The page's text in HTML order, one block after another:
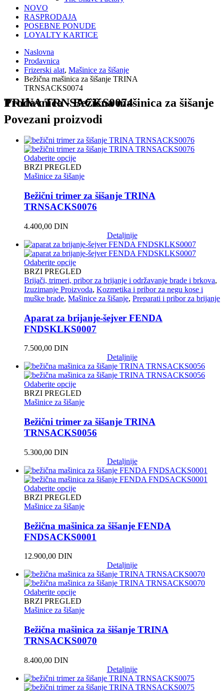
NOVO
RASPRODAJA
POSEBNE PONUDE
LOYALTY KARTICE
Naslovna
Prodavnica
Frizerski alat, Mašinice za šišanje
Bežična mašinica za šišanje TRINA
TRNSACKS0074
Prodavnica - Bežična mašinica za šišanje TRINA TRNSACKS0074
Povezani proizvodi
Odaberite opcije
BRZI PREGLED
Mašinice za šišanje
Bežični trimer za šišanje TRINA
TRNSACKS0076
4.400,00 DIN
Detaljnije
Odaberite opcije
BRZI PREGLED
Brijači, trimeri, pribor za brijanje i održavanje brade i brkova,
Izuzimanje Proizvoda, Kozmetika i pribor za negu kose i
muške brade, Mašinice za šišanje, Preparati i pribor za brijanje
Aparat za brijanje-šejver FENDA
FNDSKLKS0007
7.500,00 DIN
Detaljnije
Odaberite opcije
BRZI PREGLED
Mašinice za šišanje
Bežični trimer za šišanje TRINA
TRNSACKS0056
5.300,00 DIN
Detaljnije
Odaberite opcije
BRZI PREGLED
Mašinice za šišanje
Bežična mašinica za šišanje FENDA
FNDSACKS0001
12.900,00 DIN
Detaljnije
Odaberite opcije
BRZI PREGLED
Mašinice za šišanje
Bežična mašinica za šišanje TRINA
TRNSACKS0070
8.400,00 DIN
Detaljnije